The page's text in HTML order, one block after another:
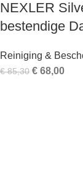
NEXLER
bestendige
Reiniging &
€85,30 € 68,00